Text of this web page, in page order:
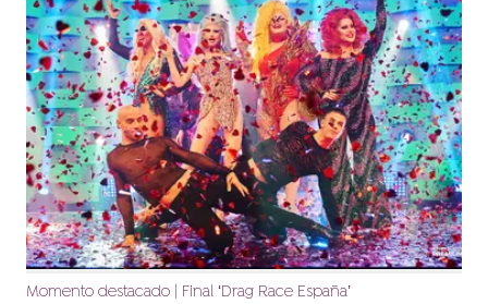
Momento destacado | Final ‘Drag Race España’